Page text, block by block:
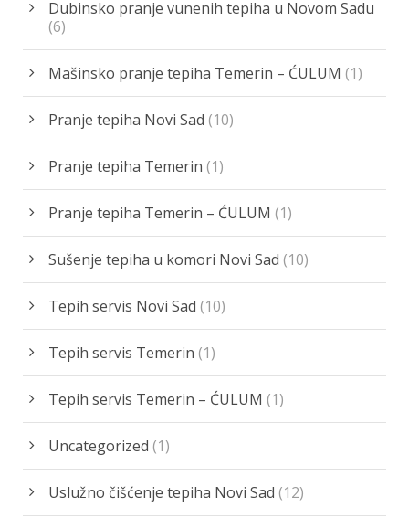
Dubinsko pranje vunenih tepiha u Novom Sadu
(6)
Mašinsko pranje tepiha Temerin – ĆULUM (1)
Pranje tepiha Novi Sad (10)
Pranje tepiha Temerin (1)
Pranje tepiha Temerin – ĆULUM (1)
Sušenje tepiha u komori Novi Sad (10)
Tepih servis Novi Sad (10)
Tepih servis Temerin (1)
Tepih servis Temerin – ĆULUM (1)
Uncategorized (1)
Uslužno čišćenje tepiha Novi Sad (12)